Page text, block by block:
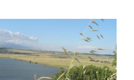
טיולים למבוגרים: ארץ אהבתי
מחנות קיץ
המגזין – כל מה שקורה בטבע
מחנות קיץ
חופשות בבתי ספר שדה